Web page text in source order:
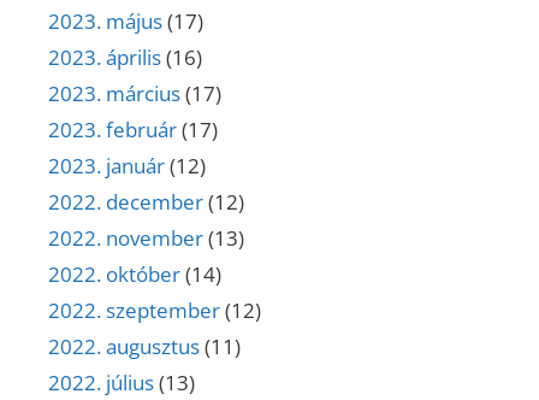
2023. május(17)
2023. április(16)
2023. március(17)
2023. február(17)
2023. január(12)
2022. december(12)
2022. november(13)
2022. október(14)
2022. szeptember(12)
2022. augusztus(11)
2022. július(13)